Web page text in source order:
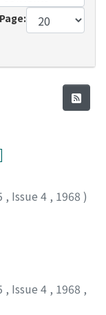
, Issue 4 , 1968 )
, Issue 4 , 1968 ,